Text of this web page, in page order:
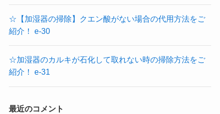
☆【加湿器の掃除】クエン酸がない場合の代用方法をご
紹介！ e-30
☆加湿器のカルキが石化して取れない時の掃除方法をご
紹介！ e-31
最近のコメント